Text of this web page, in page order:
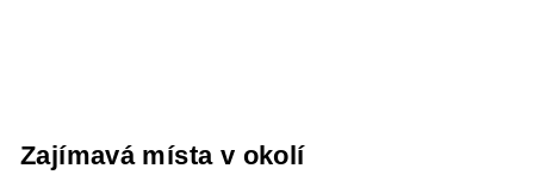
Zajímavá místa v okolí